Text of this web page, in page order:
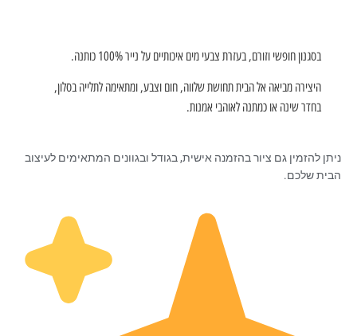
בסגנון חופשי וזורם, בעזרת צבעי מים איכותיים על נייר 100% כותנה.
היצירה מביאה אל הבית תחושת שלווה, חום וצבע, ומתאימה לתלייה בסלון,
בחדר שינה או כמתנה לאוהבי אמנות.
ניתן להזמין גם ציור בהזמנה אישית, בגודל ובגוונים המתאימים לעיצוב
הבית שלכם.